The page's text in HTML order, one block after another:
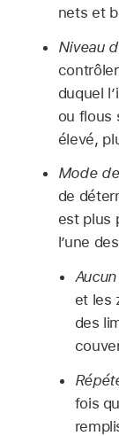
nets et
Niveau
duquel
ou flous
élevé,
Mode
de
est plus
l’une
et les
des
fois